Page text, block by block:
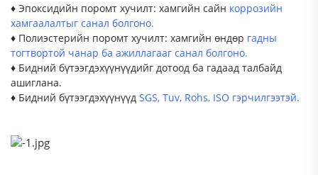
♦ Эпоксидийн поромт хучилт: хамгийн сайн коррозийн
хамгаалалтыг санал болгоно.
♦ Полиэстерийн поромт хучилт: хамгийн өндөр гадны
тогтвортой чанар ба ажиллагааг санал болгоно.
♦ Бидний бүтээгдэхүүнүүдийг дотоод ба гадаад талбайд
ашиглана.
♦ Бидний бүтээгдэхүүнүүд SGS, Tuv, Rohs, ISO гэрчилгээтэй.